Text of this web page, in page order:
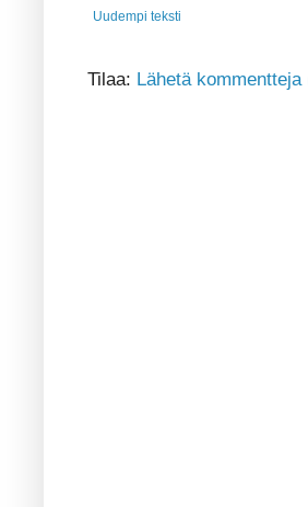
Uudempi teksti
Tilaa: Lähetä kommentteja